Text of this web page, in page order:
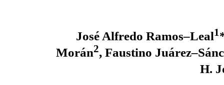
José Alfredo Ramos–Leal1
Morán2, Faustino
H.